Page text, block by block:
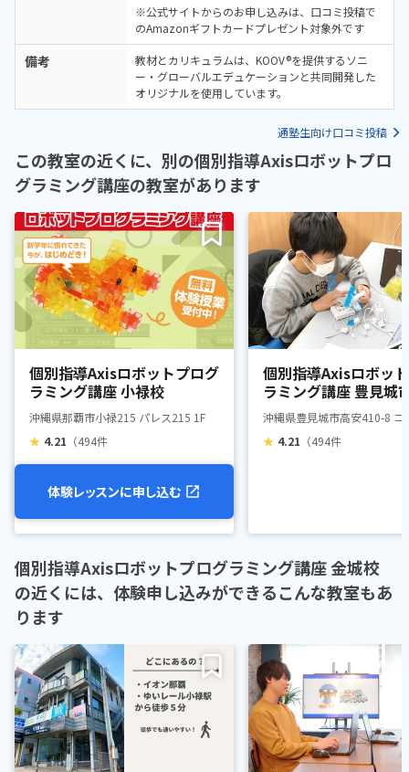
※公式サイトからのお申し込みは、口コミ投稿で
のAmazonギフトカードプレゼント対象外です
備考
教材とカリキュラムは、KOOV®を提供するソニ
ー・グローバルエデュケーションと共同開発した
オリジナルを使用しています。
通塾生向け口コミ投稿
この教室の近くに、別の個別指導Axisロボットプロ
グラミング講座の教室があります
個別指導Axisロボットプログ
ラミング講座 小禄校
沖縄県那覇市小禄215 パレス215 1F
★ 4.21 （494件
体験レッスンに申し込む
個別指導Axisロボッ
ラミング講座 豊見城
前校
沖縄県豊見城市高安410-8 コ
★ 4.21 （494件
個別指導Axisロボットプログラミング講座 金城校
の近くには、体験申し込みができるこんな教室もあ
ります